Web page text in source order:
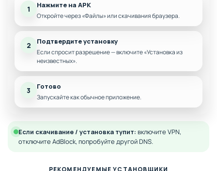
1 Нажмите на APK
Откройте через «Файлы» или скачивания браузера.
2 Подтвердите установку
Если спросит разрешение — включите «Установка из
неизвестных».
3 Готово
Запускайте как обычное приложение.
Если скачивание / установка тупит: включите VPN,
отключите AdBlock, попробуйте другой DNS.
РЕКОМЕНДУЕМЫЕ УСТАНОВЩИКИ